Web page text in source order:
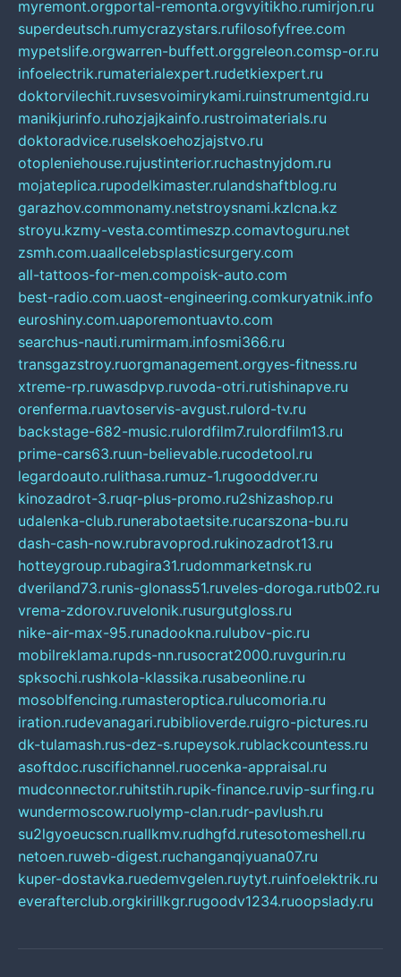
myremont.orgportal-remonta.orgvyitikho.rumirjon.ru
superdeutsch.rumycrazystars.rufilosofyfree.com
mypetslife.orgwarren-buffett.orggreleon.comsp-or.ru
infoelectrik.rumaterialexpert.rudetkiexpert.ru
doktorvilechit.ruvsesvoimirykami.ruinstrumentgid.ru
manikjurinfo.ruhozjajkainfo.rustroimaterials.ru
doktoradvice.ruselskoehozjajstvo.ru
otopleniehouse.rujustinterior.ruchastnyjdom.ru
mojateplica.rupodelkimaster.rulandshaftblog.ru
garazhov.commonamy.netstroysnami.kzlcna.kz
stroyu.kzmy-vesta.comtimeszp.comavtoguru.net
zsmh.com.uaallcelebsplasticsurgery.com
all-tattoos-for-men.compoisk-auto.com
best-radio.com.uaost-engineering.comkuryatnik.info
euroshiny.com.uaporemontuavto.com
searchus-nauti.rumirmam.infosmi366.ru
transgazstroy.ruorgmanagement.orgyes-fitness.ru
xtreme-rp.ruwasdpvp.ruvoda-otri.rutishinapve.ru
orenferma.ruavtoservis-avgust.rulord-tv.ru
backstage-682-music.rulordfilm7.rulordfilm13.ru
prime-cars63.ruun-believable.rucodetool.ru
legardoauto.rulithasa.rumuz-1.rugooddver.ru
kinozadrot-3.ruqr-plus-promo.ru2shizashop.ru
udalenka-club.runerabotaetsite.rucarszona-bu.ru
dash-cash-now.rubravoprod.rukinozadrot13.ru
hotteygroup.rubagira31.rudommarketnsk.ru
dveriland73.runis-glonass51.ruveles-doroga.rutb02.ru
vrema-zdorov.ruvelonik.rusurgutgloss.ru
nike-air-max-95.runadookna.rulubov-pic.ru
mobilreklama.rupds-nn.rusocrat2000.ruvgurin.ru
spksochi.rushkola-klassika.rusabeonline.ru
mosoblfencing.rumasteroptica.rulucomoria.ru
iration.rudevanagari.rubiblioverde.ruigro-pictures.ru
dk-tulamash.rus-dez-s.rupeysok.rublackcountess.ru
asoftdoc.ruscifichannel.ruocenka-appraisal.ru
mudconnector.ruhitstih.rupik-finance.ruvip-surfing.ru
wundermoscow.ruolymp-clan.rudr-pavlush.ru
su2lgyoeucscn.ruallkmv.rudhgfd.rutesotomeshell.ru
netoen.ruweb-digest.ruchanganqiyuana07.ru
kuper-dostavka.ruedemvgelen.ruytyt.ruinfoelektrik.ru
everafterclub.orgkirillkgr.rugoodv1234.ruoopslady.ru